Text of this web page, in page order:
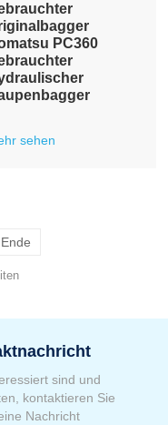
PC360
sehen
Ende
sind und
kontaktieren Sie
Nachricht